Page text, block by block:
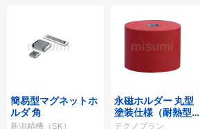
簡易型マグネットホ
ルダ 角
新潟精機（SK）
永磁ホルダー 丸型
塗装仕様（耐熱型）
CPH
テクノプラン